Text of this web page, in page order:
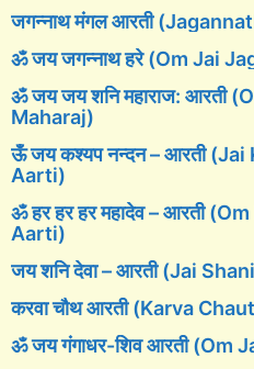
जगन्नाथ मंगल आरती
ॐ जय जगन्नाथ हरे (Om Jai
ॐ जय जय शनि महाराज: आरती
Maharaj)
ऊँ जय कश्यप नन्दन – आरती
Aarti)
ॐ हर हर हर महादेव – आरती
Aarti)
जय शनि देवा – आरती (Jai
करवा चौथ आरती (Karva
ॐ जय गंगाधर-शिव आरती